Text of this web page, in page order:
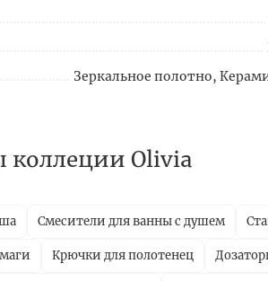
Зеркальное полотно,
коллеции Olivia
Смесители для ванны с душем
Крючки для полотенец